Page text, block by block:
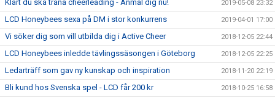
Klart du ska träna cheerleading - Anmäl dig nu! 2019-05-08 23:32
LCD Honeybees sexa på DM i stor konkurrens 2019-04-01 17:00
Vi söker dig som vill utbilda dig i Active Cheer 2018-12-05 22:44
LCD Honeybees inledde tävlingssäsongen i Göteborg 2018-12-05 22:25
Ledarträff som gav ny kunskap och inspiration 2018-11-20 22:19
Bli kund hos Svenska spel - LCD får 200 kr 2018-10-25 16:58